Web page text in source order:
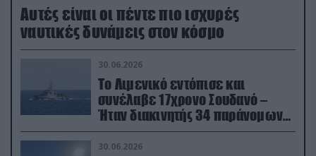
Aυτές είναι οι πέντε πιο ισχυρές
ναυτικές δυνάμεις στον κόσμο
30.06.2026
Το Λιμενικό εντόπισε και
συνέλαβε 17χρονο Σουδανό –
Ήταν διακινητής 34 παράνομων
μεταναστών
30.06.2026